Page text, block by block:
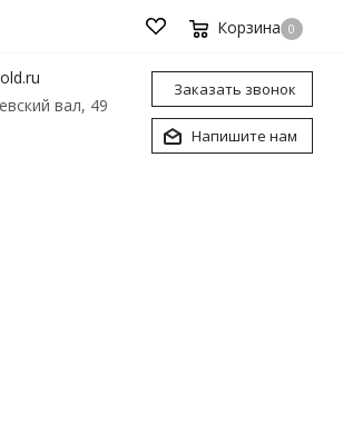
Корзина 0
вал, 49
Заказать звонок
Напишите нам